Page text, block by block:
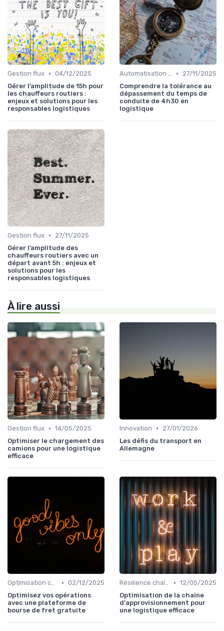
Gestion flux • 04/12/2025
Gérer l’amplitude de 15h pour
les chauffeurs routiers :
enjeux et solutions pour les
responsables logistiques
Automatisation processus •
27/11/2025
Comprendre la tolérance au
dépassement du temps de
conduite de 4h30 en
logistique
Gestion flux •
27/11/2025
Gérer l’amplitude des
chauffeurs routiers avec un
départ avant 5h : enjeux et
solutions pour les
responsables logistiques
À lire aussi
Gestion flux • 14/05/2025
Optimiser le chargement des
camions pour une logistique
efficace
Innovation •
27/01/2026
Les défis du transport en
Allemagne
Optimisation coûts • 02/12/2025
Optimisez vos opérations
avec une plateforme de
bourse de fret gratuite
Résilience chaîne • 12/05/2025
Optimisation de la chaîne
d'approvisionnement pour
une logistique efficace